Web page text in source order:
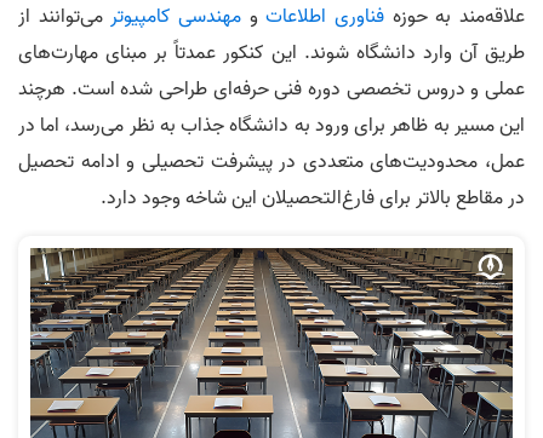
علاقه‌مند به حوزه فناوری اطلاعاتو مهندسی کامپیوترمی‌توانند از
طریق آن وارد دانشگاه شوند. این کنکور عمدتاً بر مبنای مهارت‌های
عملی و دروس تخصصی دوره فنی حرفه‌ای طراحی شده است. هرچند
این مسیر به ظاهر برای ورود به دانشگاه جذاب به نظر می‌رسد، اما در
عمل، محدودیت‌های متعددی در پیشرفت تحصیلی و ادامه تحصیل
در مقاطع بالاتر برای فارغ‌التحصیلان این شاخه وجود دارد.